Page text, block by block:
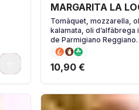
MARGARITA LA
Tomàquet, mozzarella,
kalamata, oli d’alfàbrega
de Parmigiano Reggiano.
10,90 €